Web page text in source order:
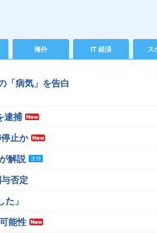
海外 IT 経済 ス
「病気」を告白
逮捕
止か
解説
否定
」
能性